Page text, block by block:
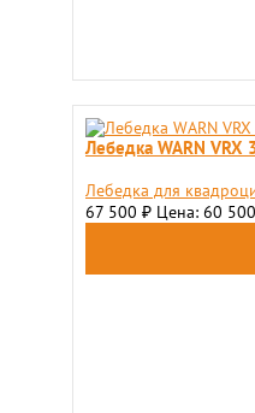
Лебедка WARN VRX
Лебедка для
67 500 ₽ Цена: 60 500